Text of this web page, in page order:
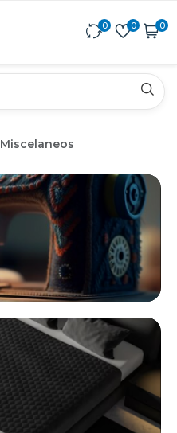
0 0 0
Miscelaneos